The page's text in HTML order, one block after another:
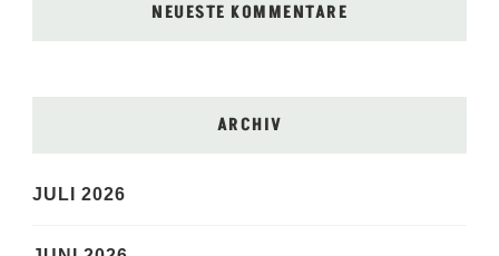
NEUESTE KOMMENTARE
ARCHIV
JULI 2026